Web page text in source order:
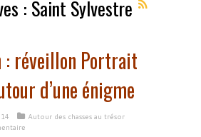
: Saint Sylvestre
: réveillon Portrait
d’une énigme
Autour des chasses au trésor